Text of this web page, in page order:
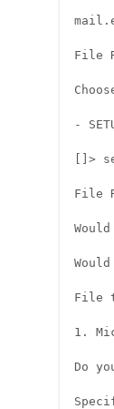
File
-
[]>
File
File
1.
Do